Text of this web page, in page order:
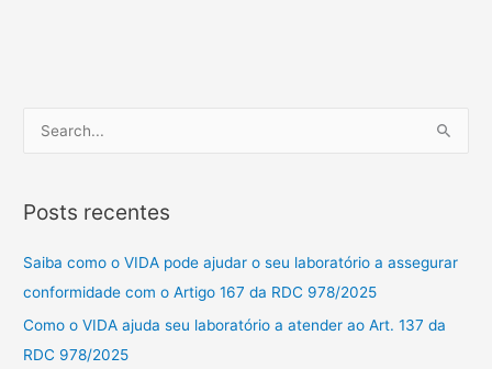
q
u
Posts recentes
Saiba como o VIDA pode ajudar o seu laboratório a assegurar
conformidade com o Artigo 167 da RDC 978/2025
Como o VIDA ajuda seu laboratório a atender ao Art. 137 da
RDC 978/2025